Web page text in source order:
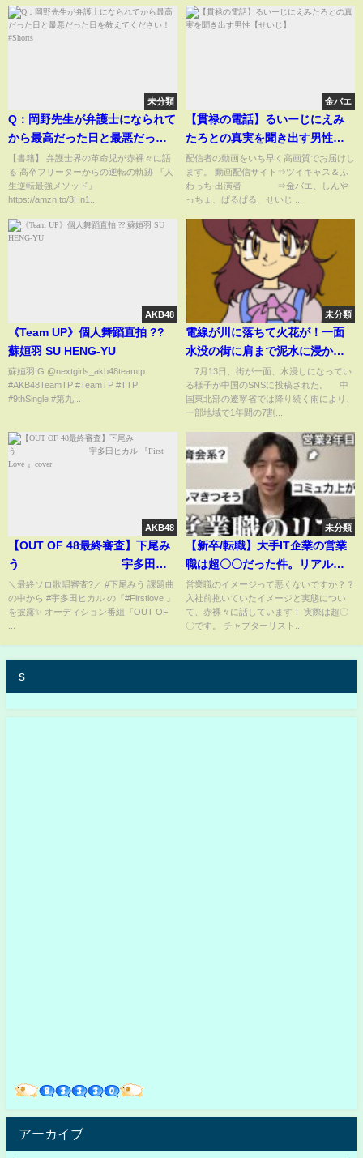
未分類
Q：岡野先生が弁護士になられて
から最高だった日と最悪だった
日を教えてください！#Shorts
【書籍】 弁護士界の革命児が赤裸々に語
る 高卒フリーターからの逆転の軌跡 『人
生逆転最強メソッド』
https://amzn.to/3Hn1...
金バエ
【貫禄の電話】るいーじにえみ
たろとの真実を聞き出す男性
【せいじ】
配信者の動画をいち早く高画質でお届けし
ます。 動画配信サイト⇒ツイキャス＆ふ
わっち 出演者 ⇒金バエ、しんや
っちょ、ぱるぱる、せいじ ...
AKB48
《Team UP》個人舞蹈直拍 ??
蘇姮羽 SU HENG-YU
蘇姮羽IG @nextgirls_akb48teamtp
#AKB48TeamTP #TeamTP #TTP⁣
#9thSingle #第九...
未分類
電線が川に落ちて火花が！一面
水没の街に肩まで泥水に浸かる
住民 海岸の大量の漂流物に住民
が殺到する異様な光景も 大雨と
台風が中国各地を襲う(ABEMA
7月13日、街が一面、水浸しになってい
る様子が中国のSNSに投稿された。 中
国東北部の遼寧省では降り続く雨により、
一部地域で1年間の7割...
AKB48
【OUT OF 48最終審査】下尾み
う 宇多田ヒ
カル 『First Love 』cover
＼最終ソロ歌唱審査?／ #下尾みう 課題曲
の中から #宇多田ヒカル の『#Firstlove 』
を披露✨ オーディション番組『OUT OF
未分類
【新卒/転職】大手IT企業の営業
職は超〇〇だった件。リアルな
実態について話します。
営業職のイメージって悪くないですか？？
入社前抱いていたイメージと実態につい
て、赤裸々に話しています！ 実際は超〇
〇です。 チャプターリスト...
s
アーカイブ